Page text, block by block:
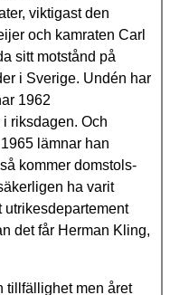
viktigast den
och kamraten Carl
sitt motstånd på
i Sverige. Undén har
1962
riksdagen. Och
lämnar han
kommer domstols-
ha varit
utrikesdepartement
det får Herman Kling,
tillfällighet men året